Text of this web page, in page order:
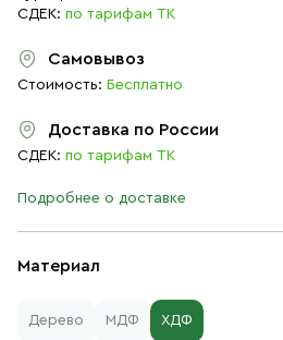
Материал
Дерево МДФ ХДФ
СДЕК: по тарифам ТК
Самовывоз
Стоимость: Бесплатно
Доставка по России
СДЕК: по тарифам ТК
Подробнее о доставке